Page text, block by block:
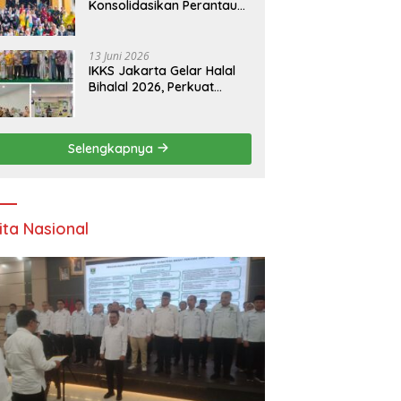
Konsolidasikan Perantau
13 Juni 2026
IKKS Jakarta Gelar Halal
Bihalal 2026, Perkuat
Warga Kuansing
Selengkapnya
Nasional